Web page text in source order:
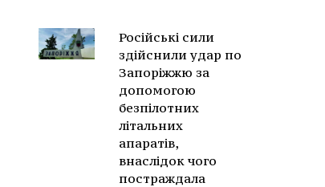
Російські сили
здійснили удар по
Запоріжжю за
допомогою
безпілотних
літальних
апаратів,
внаслідок чого
постраждала